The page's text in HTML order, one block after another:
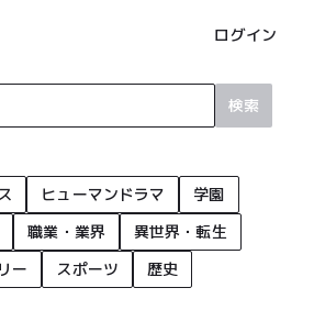
ログイン
検索
ヒューマンドラマ
学園
職業・業界
異世界・転生
ー スポーツ
歴史